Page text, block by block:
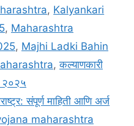
, Kalyankari
, Maharashtra
, Majhi Ladki Bahin
,कल्याणकारी
२०२५
संपूर्ण माहिती आणि अर्ज
maharashtra